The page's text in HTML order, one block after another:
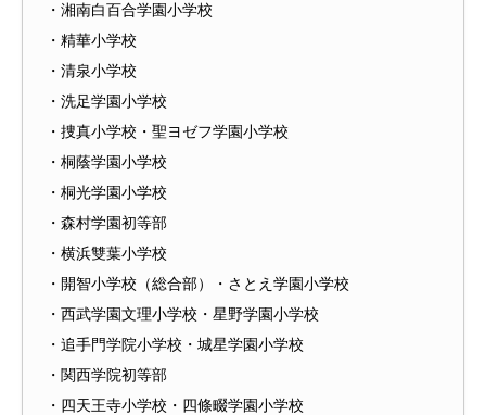
・湘南白百合学園小学校
・精華小学校
・清泉小学校
・洗足学園小学校
・捜真小学校・聖ヨゼフ学園小学校
・桐蔭学園小学校
・桐光学園小学校
・森村学園初等部
・横浜雙葉小学校
・開智小学校（総合部）・さとえ学園小学校
・西武学園文理小学校・星野学園小学校
・追手門学院小学校・城星学園小学校
・関西学院初等部
・四天王寺小学校・四條畷学園小学校